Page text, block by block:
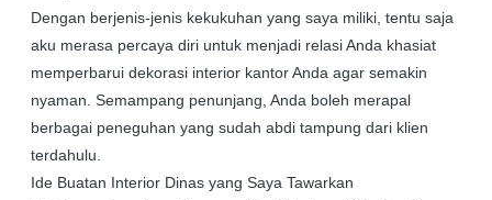
Dengan berjenis-jenis kekukuhan yang saya miliki, tentu saja
aku merasa percaya diri untuk menjadi relasi Anda khasiat
memperbarui dekorasi interior kantor Anda agar semakin
nyaman. Semampang penunjang, Anda boleh merapal
berbagai peneguhan yang sudah abdi tampung dari klien
terdahulu.
Ide Buatan Interior Dinas yang Saya Tawarkan